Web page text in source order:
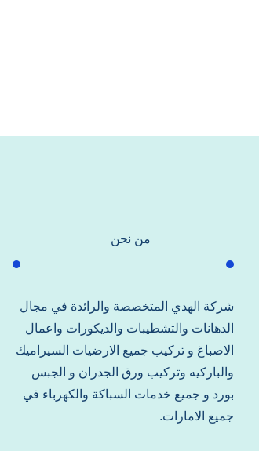
من نحن
شركة الهدي المتخصصة والرائدة في مجال
الدهانات والتشطيبات والديكورات واعمال
الاصباغ و تركيب جميع الارضيات السيراميك
والباركيه وتركيب ورق الجدران و الجبس
بورد و جميع خدمات السباكة والكهرباء في
جميع الامارات.